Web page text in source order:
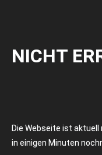
NICHT
Die Webseite ist
in einigen Minuten